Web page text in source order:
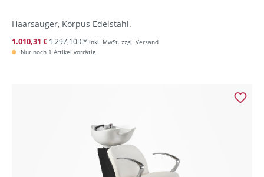
Haarsauger, Korpus Edelstahl.
1.010,31 €1.297,10 €* inkl. MwSt. zzgl. Versand
Nur noch 1 Artikel vorrätig